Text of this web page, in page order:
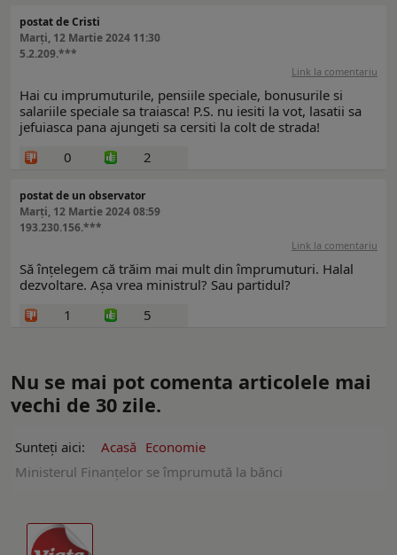
postat de Cristi
Marți, 12 Martie 2024 11:30
5.2.209.***
Link la comentariu
Hai cu imprumuturile, pensiile speciale, bonusurile si
salariile speciale sa traiasca! P.S. nu iesiti la vot, lasatii sa
jefuiasca pana ajungeti sa cersiti la colt de strada!
0
2
postat de un observator
Marți, 12 Martie 2024 08:59
193.230.156.***
Link la comentariu
Să înțelegem că trăim mai mult din împrumuturi. Halal
dezvoltare. Așa vrea ministrul? Sau partidul?
1
5
Nu se mai pot comenta articolele mai
vechi de 30 zile.
Sunteți aici: Acasă Economie
Ministerul Finanțelor se împrumută la bănci